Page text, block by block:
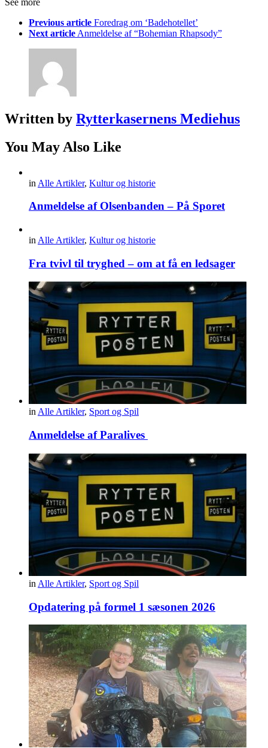
Previous article Foredrag om ‘Badehotellet’
Next article Anmeldelse af “Bohemian Rhapsody”
Written by Rytterkasernens Mediehus
You May Also Like
in Alle Artikler, Kultur og historie
Anmeldelse af Olsenbanden – På Sporet
in Alle Artikler, Kultur og historie
Fra tvivl til tryghed – om at få en ledsager
inAlle Artikler, Sport og Spil
Anmeldelse af Paralives
in Alle Artikler, Sport og Spil
Opdatering på formel 1 sæsonen 2026